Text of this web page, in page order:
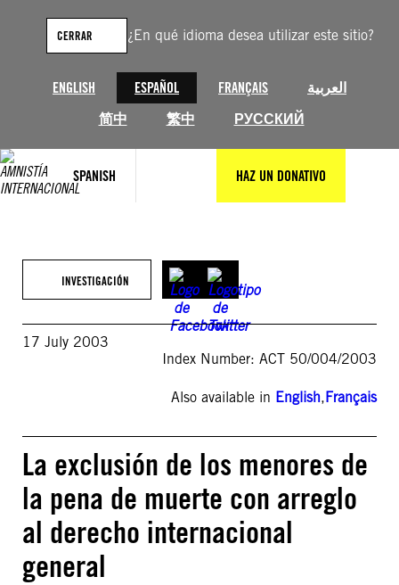
¿En qué idioma desea utilizar este sitio?
ENGLISH ESPAÑOL FRANÇAIS
العربية
简中
繁中 РУССКИЙ
CERRAR
SPANISH HAZ UN DONATIVO
contenido
INVESTIGACIÓN
17 July 2003
Index Number: ACT 50/004/2003
Also available in English,Français
La exclusión de los menores de
la pena de muerte con arreglo
al derecho internacional
general